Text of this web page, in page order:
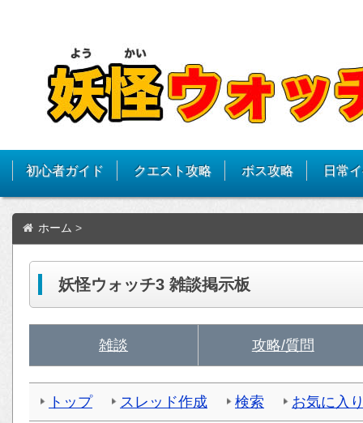
初心者ガイド クエスト攻略 ボス攻略 日常
ホーム >
妖怪ウォッチ3 雑談掲示板
雑談 攻略/質問
トップ スレッド作成 検索 お気に入